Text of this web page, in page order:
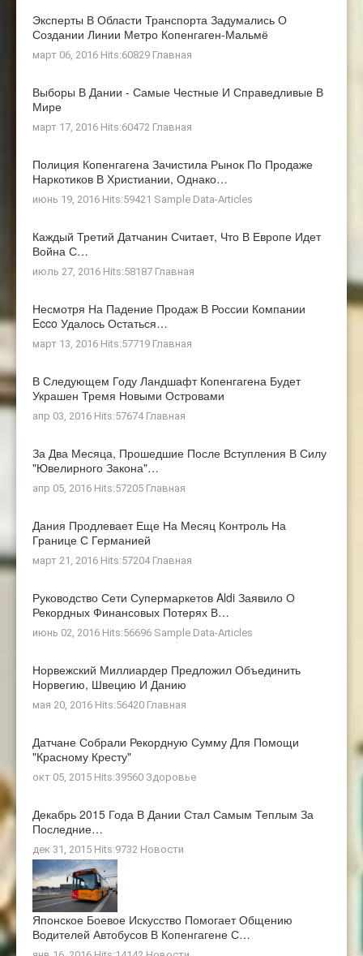
Эксперты В Области Транспорта Задумались О
Создании Линии Метро Копенгаген-Мальмё
март 06, 2016 Hits:60829 Главная
Выборы В Дании - Самые Честные И Справедливые В
Мире
март 17, 2016 Hits:60472 Главная
Полиция Копенгагена Зачистила Рынок По Продаже
Наркотиков В Христиании, Однако…
июнь 19, 2016 Hits:59421 Sample Data-Articles
Каждый Третий Датчанин Считает, Что В Европе Идет
Война С…
июль 27, 2016 Hits:58187 Главная
Несмотря На Падение Продаж В России Компании
Ecco Удалось Остаться…
март 13, 2016 Hits:57719 Главная
В Следующем Году Ландшафт Копенгагена Будет
Украшен Тремя Новыми Островами
апр 03, 2016 Hits:57674 Главная
За Два Месяца, Прошедшие После Вступления В Силу
"ювелирного Закона"…
апр 05, 2016 Hits:57205 Главная
Дания Продлевает Еще На Месяц Контроль На
Границе С Германией
март 21, 2016 Hits:57204 Главная
Руководство Сети Супермаркетов Aldi Заявило О
Рекордных Финансовых Потерях В…
июнь 02, 2016 Hits:56696 Sample Data-Articles
Норвежский Миллиардер Предложил Объединить
Норвегию, Швецию И Данию
мая 20, 2016 Hits:56420 Главная
Датчане Собрали Рекордную Сумму Для Помощи
"Красному Кресту"
окт 05, 2015 Hits:39560 Здоровье
Декабрь 2015 Года В Дании Стал Самым Теплым За
Последние…
дек 31, 2015 Hits:9732 Новости
Японское Боевое Искусство Помогает Общению
Водителей Автобусов В Копенгагене С…